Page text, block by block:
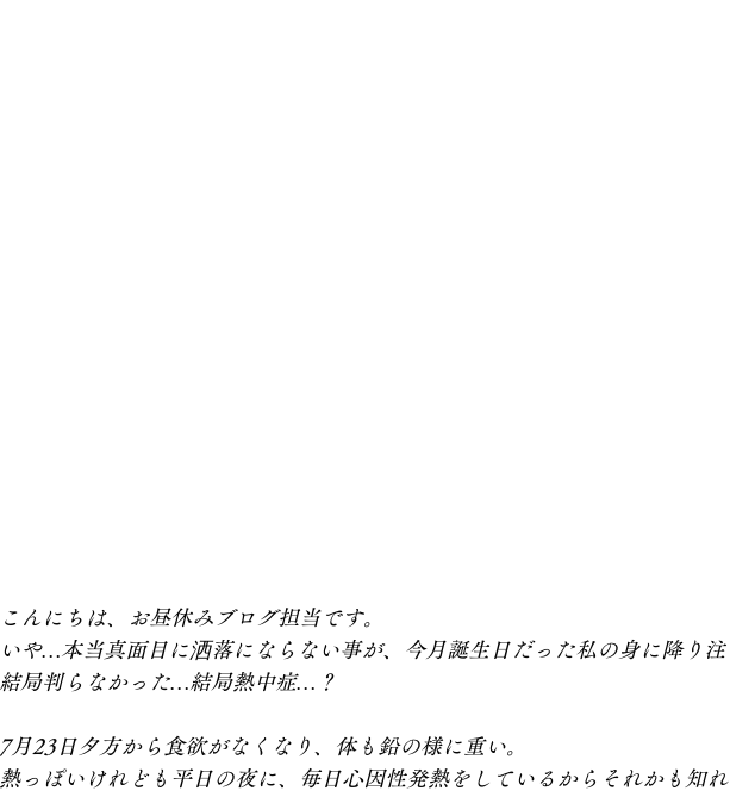
こんにちは、お昼休みブログ担当です。
いや…本当真面目に洒落にならない事が、今月誕生日だった私の身に降り
結局判らなかった…結局熱中症…？
7月23日夕方から食欲がなくなり、体も鉛の様に重い。
熱っぽいけれども平日の夜に、毎日心因性発熱をしているからそれかも知